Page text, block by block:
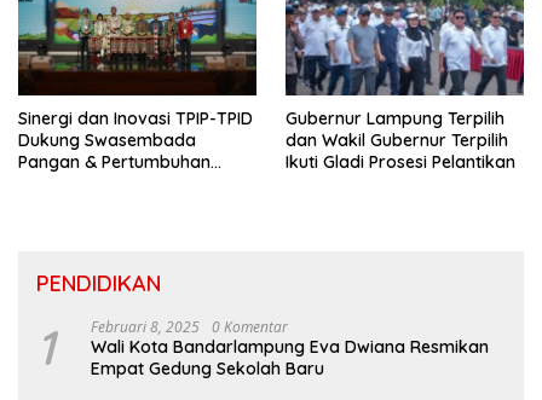
Sinergi dan Inovasi TPIP-TPID
Dukung Swasembada
Pangan & Pertumbuhan
Gubernur Lampung Terpilih
dan Wakil Gubernur Terpilih
Ikuti Gladi Prosesi Pelantikan
PENDIDIKAN
1 Februari 8, 2025 0 Komentar
Wali Kota Bandarlampung Eva Dwiana Resmikan
Empat Gedung Sekolah Baru